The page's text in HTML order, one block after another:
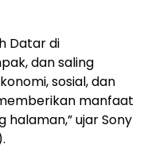
Datar di
dan saling
sosial, dan
manfaat
ujar Sony